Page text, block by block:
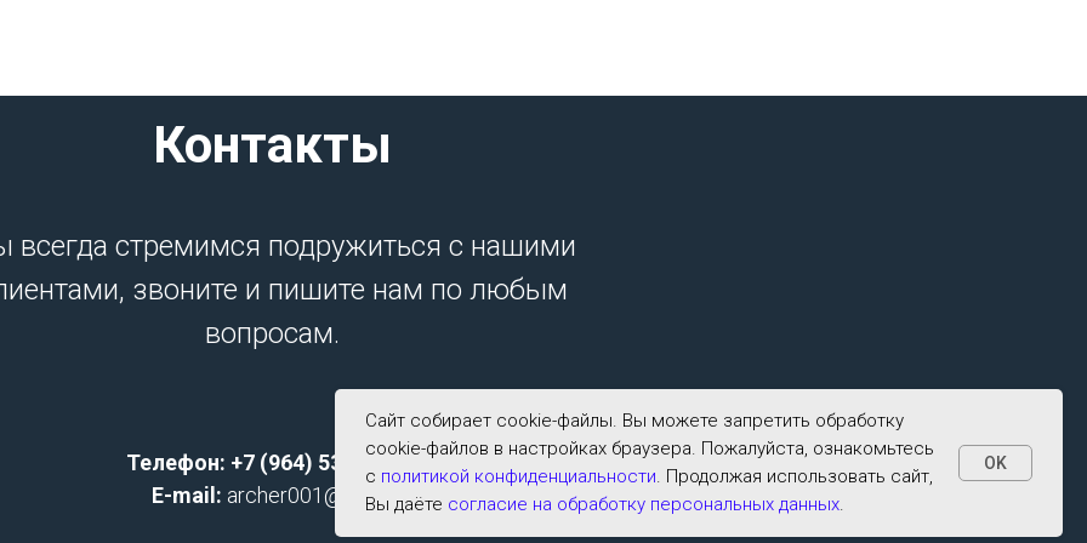
Контакты
всегда стремимся подружиться с нашими
звоните и пишите нам по любым
вопросам.
Телефон: +7 (964) 533-2591;
E-mail: archer001@list.ru
Сайт собирает cookie-файлы. Вы можете запретить обработку
cookie-файлов в настройках браузера. Пожалуйста, ознакомьтесь
с политикой конфиденциальности. Продолжая использовать сайт,
Вы даёте согласие на обработку персональных данных.
OK